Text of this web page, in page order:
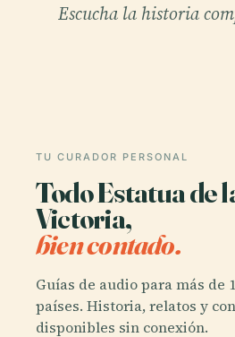
Escucha la historia
TU CURADOR PERSONAL
Todo Estatua de
Victoria,
bien contado.
Guías de audio para más de
países. Historia, relatos y
disponibles sin conexión.